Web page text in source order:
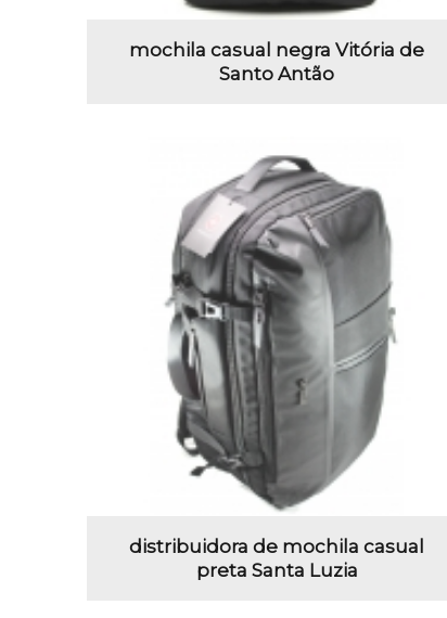
mochila casual negra Vitória de
Santo Antão
distribuidora de mochila casual
preta Santa Luzia